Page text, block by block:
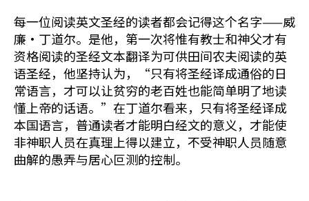
每一位阅读英文圣经的读者都会记得这个名字——威
廉·丁道尔。是他，第一次将惟有教士和神父才有
资格阅读的圣经文本翻译为可供田间农夫阅读的英
语圣经，他坚持认为，“只有将圣经译成通俗的日
常语言，才可以让贫穷的老百姓也能简单明了地读
懂上帝的话语。”在丁道尔看来，只有将圣经译成
本国语言，普通读者才能明白经文的意义，才能使
非神职人员在真理上得以建立，不受神职人员随意
曲解的愚弄与居心叵测的控制。